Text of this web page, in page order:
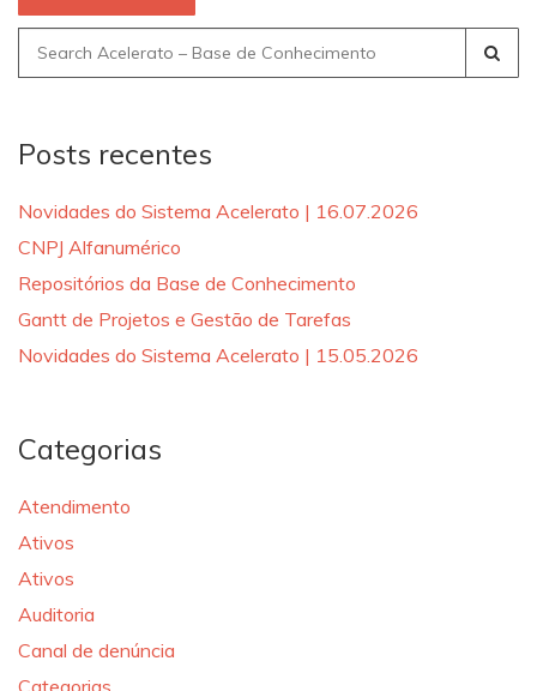
Search
for:
Posts recentes
Novidades do Sistema Acelerato | 16.07.2026
CNPJ Alfanumérico
Repositórios da Base de Conhecimento
Gantt de Projetos e Gestão de Tarefas
Novidades do Sistema Acelerato | 15.05.2026
Categorias
Atendimento
Ativos
Ativos
Auditoria
Canal de denúncia
Categorias